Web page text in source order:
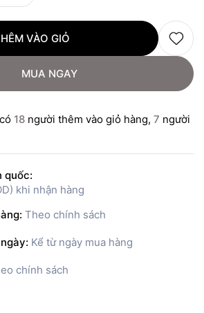
VÀO GIỎ
MUA NGAY
18 người thêm vào giỏ hàng, 7 người
quốc:
khi nhận hàng
Theo chính sách
Kể từ ngày mua hàng
chính sách